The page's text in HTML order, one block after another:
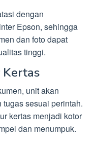
dengan
Epson, sehingga
dan foto dapat
tinggi.
Kertas
unit akan
sesuai perintah.
kertas menjadi kotor
dan menumpuk.